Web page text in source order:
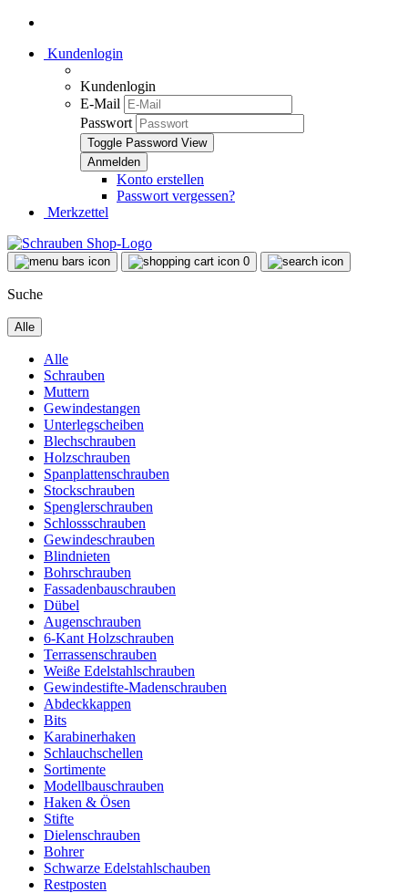
Kundenlogin
Kundenlogin
E-Mail
Passwort
Toggle Password View
Konto erstellen
Passwort vergessen?
Merkzettel
0
Suche
Alle
Alle
Schrauben
Muttern
Gewindestangen
Unterlegscheiben
Blechschrauben
Holzschrauben
Spanplattenschrauben
Stockschrauben
Spenglerschrauben
Schlossschrauben
Gewindeschrauben
Blindnieten
Bohrschrauben
Fassadenbauschrauben
Dübel
Augenschrauben
6-Kant Holzschrauben
Terrassenschrauben
Weiße Edelstahlschrauben
Gewindestifte-Madenschrauben
Abdeckkappen
Bits
Karabinerhaken
Schlauchschellen
Sortimente
Modellbauschrauben
Haken & Ösen
Stifte
Dielenschrauben
Bohrer
Schwarze Edelstahlschauben
Restposten